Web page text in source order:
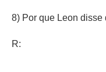
8) Por que Leon
R: